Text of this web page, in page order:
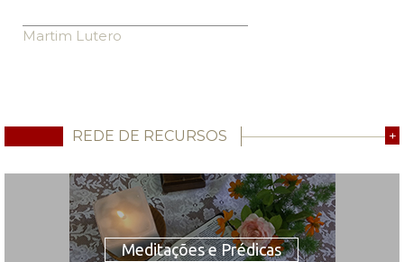
Martim Lutero
REDE DE RECURSOS +
Meditações e Prédicas